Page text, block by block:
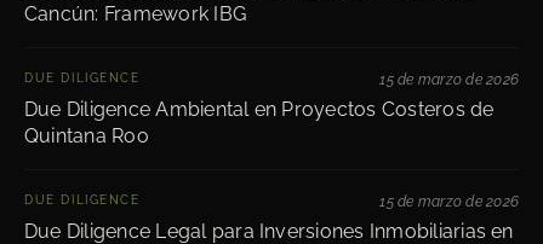
Cancún: Framework IBG
DUE DILIGENCE
Due Diligence Ambiental en Proyectos Costeros de
Quintana Roo
15 de marzo de 2026
DUE DILIGENCE
Due Diligence Legal para Inversiones Inmobiliarias en
15 de marzo de 2026